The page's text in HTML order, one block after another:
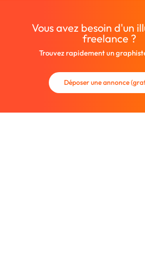
Vous avez besoin d'un
freelance ?
Trouvez rapidement un
Déposer une annonce